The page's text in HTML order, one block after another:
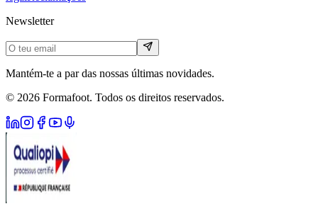
Newsletter
Mantém-te a par das nossas últimas novidades.
© 2026 Formafoot. Todos os direitos reservados.